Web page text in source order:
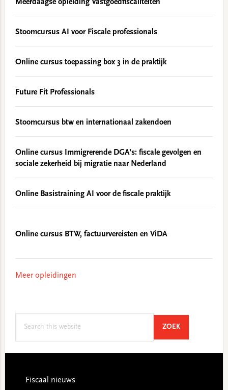
Meerdaagse opleiding Vastgoedfiscaliteiten
Stoomcursus AI voor Fiscale professionals
Online cursus toepassing box 3 in de praktijk
Future Fit Professionals
Stoomcursus btw en internationaal zakendoen
Online cursus Immigrerende DGA’s: fiscale gevolgen en
sociale zekerheid bij migratie naar Nederland
Online Basistraining AI voor de fiscale praktijk
Online cursus BTW, factuurvereisten en ViDA
Meer opleidingen
ZOEKSEARCH
Footer
Fiscaal nieuws